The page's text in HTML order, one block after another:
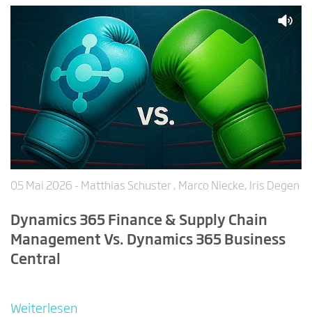
05 Mai 2026 - Matthias Schuster , Marco Niecke, Iris Degen
Dynamics 365 Finance & Supply Chain
Management Vs. Dynamics 365 Business
Central
Weiterlesen